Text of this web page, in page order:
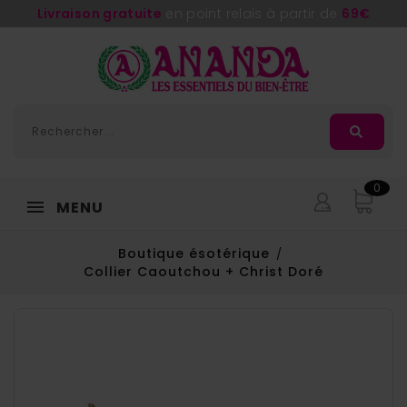
Livraison gratuite 69€
MENU
0
Boutique ésotérique
Collier Caoutchou + Christ Doré